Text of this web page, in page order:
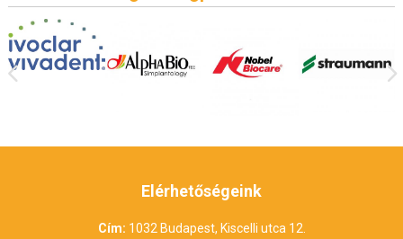
Elérhetőségeink
Cím: 1032 Budapest, Kiscelli utca 12.